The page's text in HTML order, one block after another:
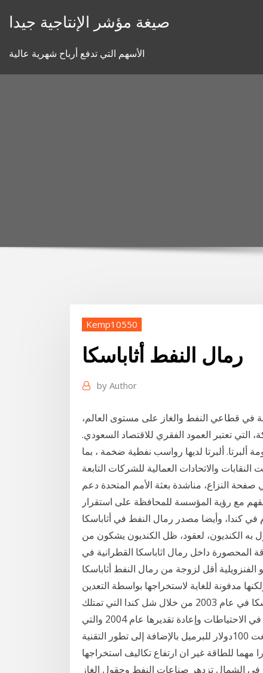
صيغة مؤشر الإنتاجية جيدا
الأسهم التي تدفع أرباح شهرية عالية
Kemp10550
رمال النفط أثاباسكا
by Author
في قطاعي النفط والغاز على مستوى العالم،
التي تعتبر العمود الفقري للاقتصاد السعودي.
ألبرتا. ألبرتا لديها رواسب نفطية ضخمة ، بما
والاتحادات العمالية للشركات التابعة
النزاع، مناشدة بعثة الأمم المتحدة دعم
مع رؤية المؤسسة للمحافظة على استقرار
في كندا، وأيضا مصدر رمال النفط في أثاباسكا
به الكنديون، لعقود، ظل الكنديون يشكون من
المحصورة داخل رمال اثاباسكا القطرانية في
أقل لزوجة من رمال النفط أثاباسكا
مدفونة للغاية لاستخراجها بواسطة التعدين
السطحي. وبدأت «شل» استغلال رمال حوض نهر اثاباسكا في عام 2003 من خلال شل كندا التي تمتلك
الشركة الأم 70% منها. وجاء هذا على خلفية فضيحة المبالغة في الاحتياطات وإعادة تقديرها عام 2004 والتي
أدت الى استقالة أدى ارتفاع أسعار البترول إلى مستويات بلغت 100دولار للبرميل بالإضافة إلى تطور التقنية
مهما للطاقة غير ان ارتفاع تكاليف استخراجها
النفطية في الشمال تزدهر صناعات النفط وحقول الغاز